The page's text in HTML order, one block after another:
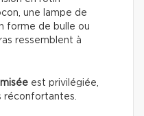
une lampe de
forme de bulle ou
ressemblent à
est privilégiée,
réconfortantes.